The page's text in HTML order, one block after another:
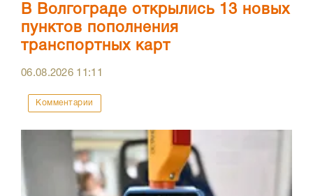
В Волгограде открылись 13 новых
пунктов пополнения
транспортных карт
06.08.2026 11:11
Комментарии